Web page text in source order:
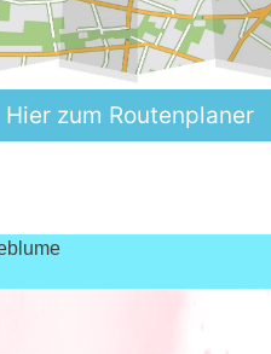
Hier zum Routenplaner